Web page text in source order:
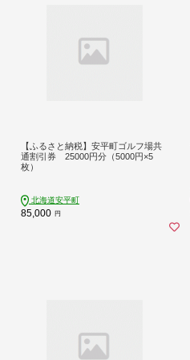
【ふるさと納税】安平町ゴルフ場共
通割引券 25000円分（5000円×5
枚）
北海道安平町
85,000 円